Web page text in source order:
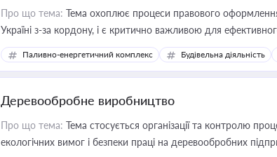
Про що тема: Тема охоплює процеси правового
Україні з-за кордону, і є критично важливою для
інфраструктурних проєктів
Паливно-енергетичний комплекс Будівельна діяльність
Деревообробне виробництво
Про що тема: Тема стосується організації та контролю
екологічних вимог і безпеки праці на деревообробних